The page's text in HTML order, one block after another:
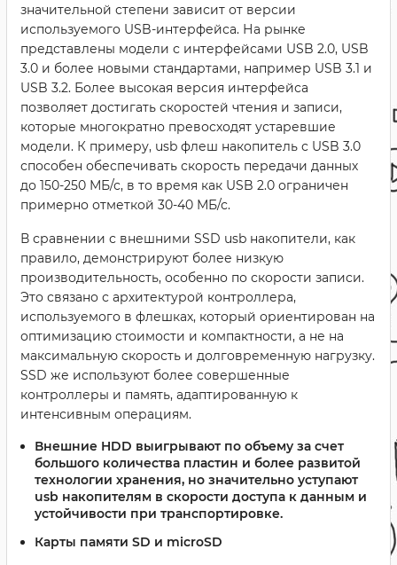
значительной степени зависит от версии
используемого USB-интерфейса. На рынке
представлены модели с интерфейсами USB 2.0, USB
3.0 и более новыми стандартами, например USB 3.1 и
USB 3.2. Более высокая версия интерфейса
позволяет достигать скоростей чтения и записи,
которые многократно превосходят устаревшие
модели. К примеру, usb флеш накопитель с USB 3.0
способен обеспечивать скорость передачи данных
до 150-250 МБ/с, в то время как USB 2.0 ограничен
примерно отметкой 30-40 МБ/с.
В сравнении с внешними SSD usb накопители, как
правило, демонстрируют более низкую
производительность, особенно по скорости записи.
Это связано с архитектурой контроллера,
используемого в флешках, который ориентирован на
оптимизацию стоимости и компактности, а не на
максимальную скорость и долговременную нагрузку.
SSD же используют более совершенные
контроллеры и память, адаптированную к
интенсивным операциям.
Внешние HDD выигрывают по объему за счет
большого количества пластин и более развитой
технологии хранения, но значительно уступают
usb накопителям в скорости доступа к данным и
устойчивости при транспортировке.
Карты памяти SD и microSD